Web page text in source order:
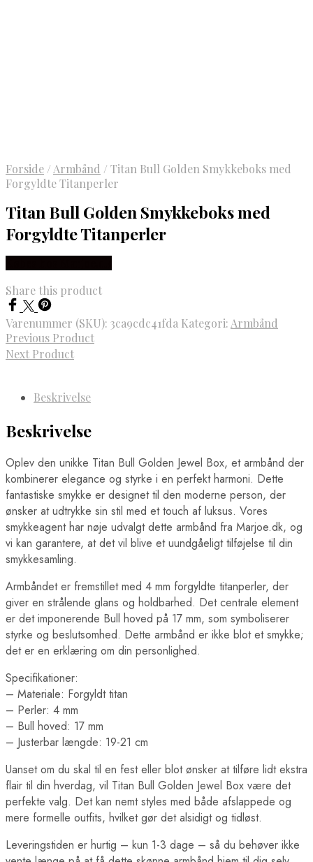
Forside / Armbånd / Titan Bull Golden Smykkeboks med
Forgyldte Titanperler
Titan Bull Golden Smykkeboks med
Forgyldte Titanperler
Share this product
Varenummer (SKU): 3ca9cdc41fda Kategori:Armbånd
Previous Product
Next Product
Beskrivelse
Beskrivelse
Oplev den unikke Titan Bull Golden Jewel Box, et armbånd der
kombinerer elegance og styrke i en perfekt harmoni. Dette
fantastiske smykke er designet til den moderne person, der
ønsker at udtrykke sin stil med et touch af luksus. Vores
smykkeagent har nøje udvalgt dette armbånd fra Marjoe.dk, og
vi kan garantere, at det vil blive et uundgåeligt tilføjelse til din
smykkesamling.
Armbåndet er fremstillet med 4 mm forgyldte titanperler, der
giver en strålende glans og holdbarhed. Det centrale element
er det imponerende Bull hoved på 17 mm, som symboliserer
styrke og beslutsomhed. Dette armbånd er ikke blot et smykke;
det er en erklæring om din personlighed.
Specifikationer:
– Materiale: Forgyldt titan
– Perler: 4 mm
– Bull hoved: 17 mm
– Justerbar længde: 19-21 cm
Uanset om du skal til en fest eller blot ønsker at tilføre lidt ekstra
flair til din hverdag, vil Titan Bull Golden Jewel Box være det
perfekte valg. Det kan nemt styles med både afslappede og
mere formelle outfits, hvilket gør det alsidigt og tidløst.
Leveringstiden er hurtig – kun 1-3 dage – så du behøver ikke